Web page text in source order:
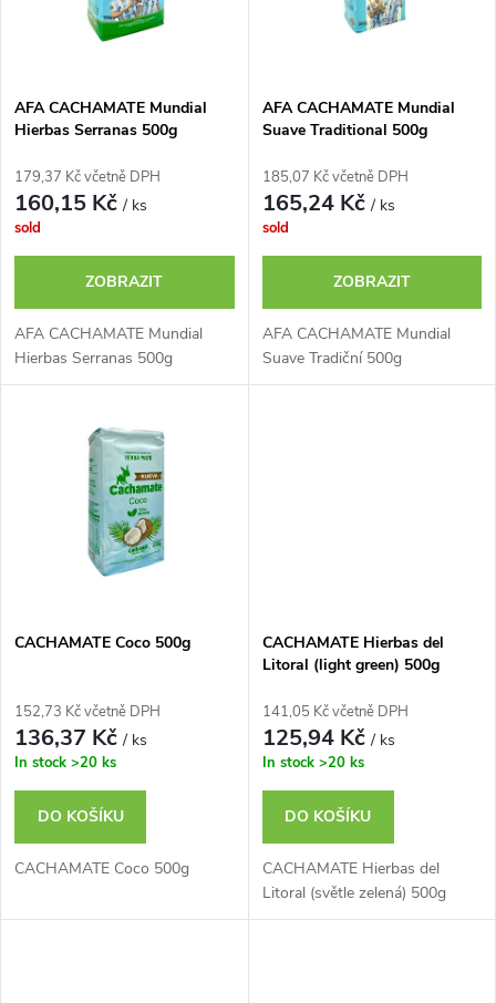
p
r
o
d
u
k
s
p
r
o
d
u
AFA CACHAMATE Mundial
Hierbas Serranas 500g
179,37 Kč včetně DPH
160,15 Kč/ ks
sold
ZOBRAZIT
AFA CACHAMATE Mundial
Hierbas Serranas 500g
AFA CACHAMATE Mundial
Suave Traditional 500g
185,07 Kč včetně DPH
165,24 Kč/ ks
sold
ZOBRAZIT
AFA CACHAMATE Mundial
Suave Tradiční 500g
CACHAMATE Coco 500g
152,73 Kč včetně DPH
136,37 Kč/ ks
In stock >20 ks
DO KOŠÍKU
CACHAMATE Coco 500g
CACHAMATE Hierbas del
Litoral (light green) 500g
141,05 Kč včetně DPH
125,94 Kč/ ks
In stock >20 ks
DO KOŠÍKU
CACHAMATE Hierbas del
Litoral (světle zelená) 500g